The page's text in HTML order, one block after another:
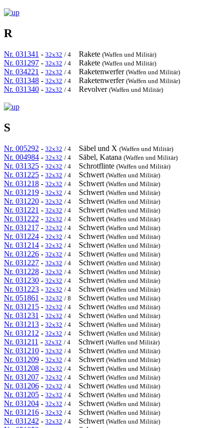
R
Nr. 031341 - 32x32 / 4 Rakete (Waffen und Militär)
Nr. 031297 - 32x32 / 4 Rakete (Waffen und Militär)
Nr. 034221 - 32x32 / 4 Raketenwerfer (Waffen und Militär)
Nr. 031348 - 32x32 / 4 Raketenwerfer (Waffen und Militär)
Nr. 031340 - 32x32 / 4 Revolver (Waffen und Militär)
S
Nr. 005292 - 32x32 / 4 Säbel und X (Waffen und Militär)
Nr. 004984 - 32x32 / 4 Säbel, Katana (Waffen und Militär)
Nr. 031325 - 32x32 / 4 Schrotflinte (Waffen und Militär)
Nr. 031225 - 32x32 / 4 Schwert (Waffen und Militär)
Nr. 031218 - 32x32 / 4 Schwert (Waffen und Militär)
Nr. 031219 - 32x32 / 4 Schwert (Waffen und Militär)
Nr. 031220 - 32x32 / 4 Schwert (Waffen und Militär)
Nr. 031221 - 32x32 / 4 Schwert (Waffen und Militär)
Nr. 031222 - 32x32 / 4 Schwert (Waffen und Militär)
Nr. 031217 - 32x32 / 4 Schwert (Waffen und Militär)
Nr. 031224 - 32x32 / 4 Schwert (Waffen und Militär)
Nr. 031214 - 32x32 / 4 Schwert (Waffen und Militär)
Nr. 031226 - 32x32 / 4 Schwert (Waffen und Militär)
Nr. 031227 - 32x32 / 4 Schwert (Waffen und Militär)
Nr. 031228 - 32x32 / 4 Schwert (Waffen und Militär)
Nr. 031230 - 32x32 / 4 Schwert (Waffen und Militär)
Nr. 031223 - 32x32 / 4 Schwert (Waffen und Militär)
Nr. 051861 - 32x32 / 8 Schwert (Waffen und Militär)
Nr. 031215 - 32x32 / 4 Schwert (Waffen und Militär)
Nr. 031231 - 32x32 / 4 Schwert (Waffen und Militär)
Nr. 031213 - 32x32 / 4 Schwert (Waffen und Militär)
Nr. 031212 - 32x32 / 4 Schwert (Waffen und Militär)
Nr. 031211 - 32x32 / 4 Schwert (Waffen und Militär)
Nr. 031210 - 32x32 / 4 Schwert (Waffen und Militär)
Nr. 031209 - 32x32 / 4 Schwert (Waffen und Militär)
Nr. 031208 - 32x32 / 4 Schwert (Waffen und Militär)
Nr. 031207 - 32x32 / 4 Schwert (Waffen und Militär)
Nr. 031206 - 32x32 / 4 Schwert (Waffen und Militär)
Nr. 031205 - 32x32 / 4 Schwert (Waffen und Militär)
Nr. 031204 - 32x32 / 4 Schwert (Waffen und Militär)
Nr. 031216 - 32x32 / 4 Schwert (Waffen und Militär)
Nr. 031242 - 32x32 / 4 Schwert (Waffen und Militär)